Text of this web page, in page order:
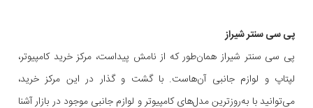
پی سی سنتر شیراز
پی سی سنتر شیراز همان‌طور که از نامش پیداست، مرکز خرید کامپیوتر،
لپتاپ و لوازم جانبی آن‌هاست. با گشت و گذار در این مرکز خرید،
می‌توانید با به‌روزترین مدل‌های کامپیوتر و لوازم جانبی موجود در بازار آشنا